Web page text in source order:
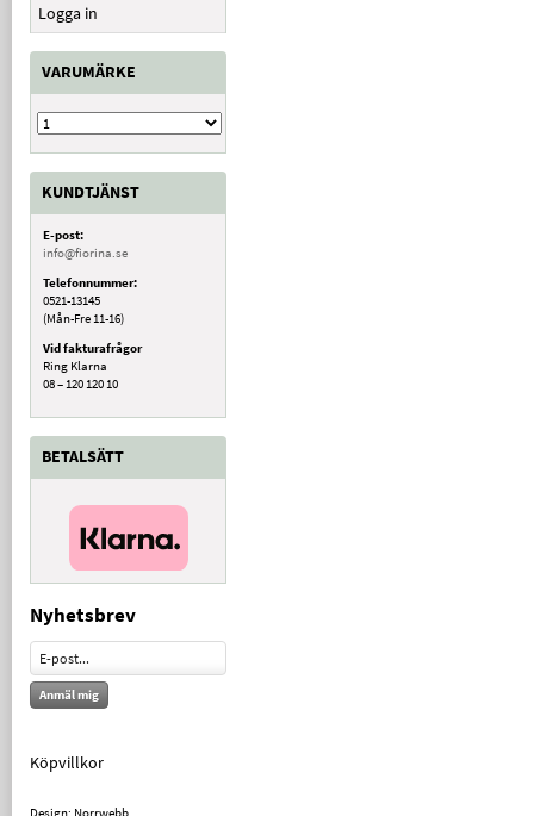
Logga in
VARUMÄRKE
KUNDTJÄNST
E-post:
info@fiorina.se
Telefonnummer:
0521-13145
(Mån-Fre 11-16)
Vid fakturafrågor
Ring Klarna
08 – 120 120 10
BETALSÄTT
Nyhetsbrev
Anmäl mig
Köpvillkor
Design: Norrwebb